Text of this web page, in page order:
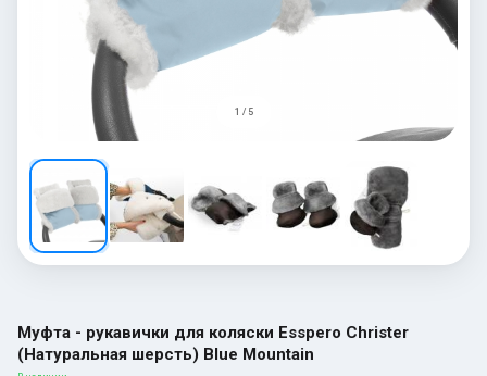
1 / 5
Муфта - рукавички для коляски Esspero Christer
(Натуральная шерсть) Blue Mountain